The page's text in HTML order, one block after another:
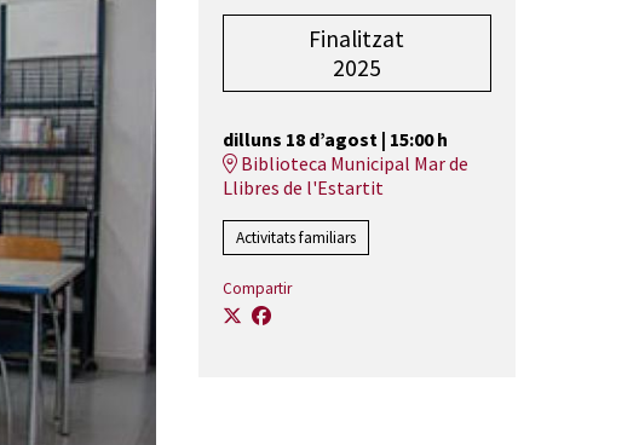
Finalitzat
2025
dilluns 18 d’agost| 15:00 h
Biblioteca Municipal Mar de
Llibres de l'Estartit
Activitats familiars
Compartir